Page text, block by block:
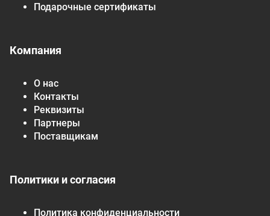
Подарочные сертификаты
Компания
О нас
Контакты
Реквизиты
Партнеры
Поставщикам
Политики и согласия
Политика конфиденциальности